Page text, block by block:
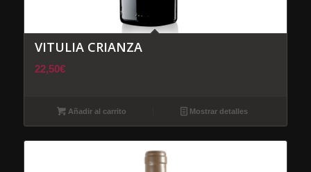
VITULIA CRIANZA
22,50€
Añadir al carrito Mostrar detalles